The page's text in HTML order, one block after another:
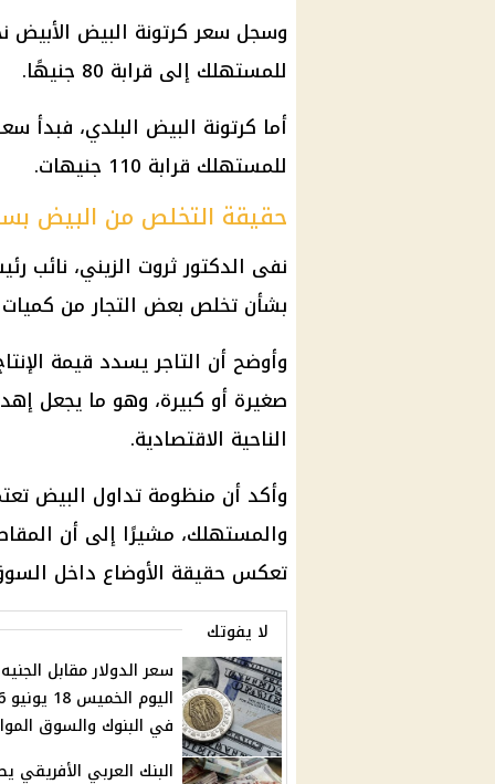
وسجل سعركرتونة البيض
للمستهلك إلى قرابة 80 جنيهًا.
أما كرتونة البيض
للمستهلك قرابة 110 جنيهات.
حقيقة التخلص من البيض
نفى الدكتور ثروت الزيني، نائب
بشأن تخلص بعض التجار من
وأوضح أن التاجر يسدد قيمة
صغيرة أو كبيرة، وهو ما يجعل
الناحية الاقتصادية.
وأكد أن منظومة تداول البيض
والمستهلك، مشيرًا إلى أن
تعكس حقيقة الأوضاع داخل
لا يفوتك
سعر الدولار مقابل الجنيه
في البنوك والسوق
البنك العربي الأفريقي